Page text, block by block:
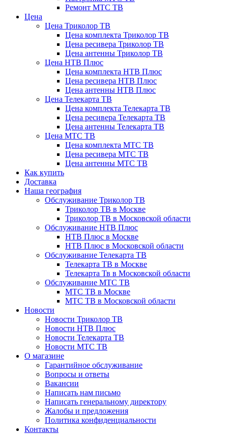
Ремонт МТС ТВ
Цена
Цена Триколор ТВ
Цена комплекта Триколор ТВ
Цена ресивера Триколор ТВ
Цена антенны Триколор ТВ
Цена НТВ Плюс
Цена комплекта НТВ Плюс
Цена ресивера НТВ Плюс
Цена антенны НТВ Плюс
Цена Телекарта ТВ
Цена комплекта Телекарта ТВ
Цена ресивера Телекарта ТВ
Цена антенны Телекарта ТВ
Цена МТС ТВ
Цена комплекта МТС ТВ
Цена ресивера МТС ТВ
Цена антенны МТС ТВ
Как купить
Доставка
Наша география
Обслуживание Триколор ТВ
Триколор ТВ в Москве
Триколор ТВ в Московской области
Обслуживание НТВ Плюс
НТВ Плюс в Москве
НТВ Плюс в Московской области
Обслуживание Телекарта ТВ
Телекарта ТВ в Москве
Телекарта Тв в Московской области
Обслуживание МТС ТВ
МТС ТВ в Москве
МТС ТВ в Московской области
Новости
Новости Триколор ТВ
Новости НТВ Плюс
Новости Телекарта ТВ
Новости МТС ТВ
О магазине
Гарантийное обслуживание
Вопросы и ответы
Вакансии
Написать нам письмо
Написать генеральному директору
Жалобы и предложения
Политика конфиденциальности
Контакты